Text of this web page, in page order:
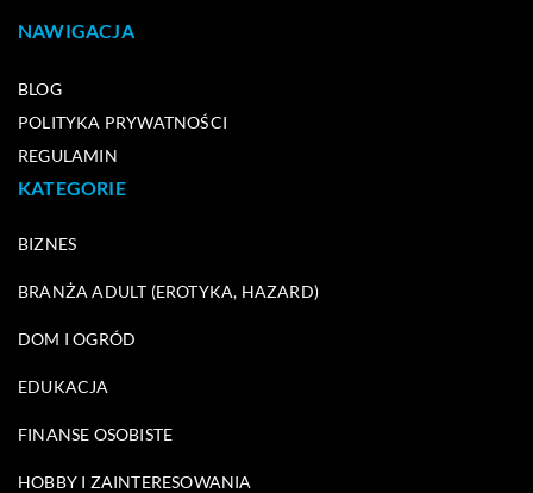
NAWIGACJA
BLOG
POLITYKA PRYWATNOŚCI
REGULAMIN
KATEGORIE
BIZNES
BRANŻA ADULT (EROTYKA, HAZARD)
DOM I OGRÓD
EDUKACJA
FINANSE OSOBISTE
HOBBY I ZAINTERESOWANIA